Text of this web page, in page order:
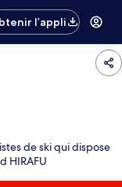
l’appli
de ski qui dispose
HIRAFU